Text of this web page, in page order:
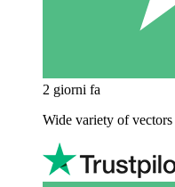
2 giorni fa
Wide variety of